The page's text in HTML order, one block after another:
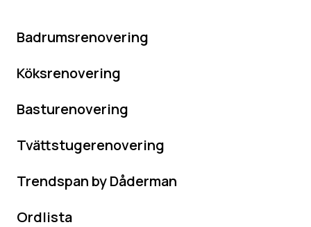
Badrumsrenovering
Köksrenovering
Basturenovering
Tvättstugerenovering
Trendspan by Dåderman
Ordlista